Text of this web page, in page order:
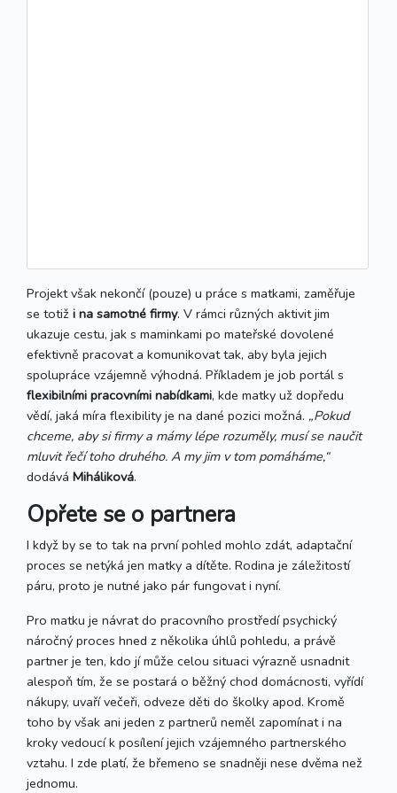
Projekt však nekončí (pouze) u práce s matkami, zaměřuje
se totiž i na samotné firmy. V rámci různých aktivit jim
ukazuje cestu, jak s maminkami po mateřské dovolené
efektivně pracovat a komunikovat tak, aby byla jejich
spolupráce vzájemně výhodná. Příkladem je job portál s
flexibilními pracovními nabídkami, kde matky už dopředu
vědí, jaká míra flexibility je na dané pozici možná. „Pokud
chceme, aby si firmy a mámy lépe rozuměly, musí se naučit
mluvit řečí toho druhého. A my jim v tom pomáháme,“
dodává Miháliková.
Opřete se o partnera
I když by se to tak na první pohled mohlo zdát, adaptační
proces se netýká jen matky a dítěte. Rodina je záležitostí
páru, proto je nutné jako pár fungovat i nyní.
Pro matku je návrat do pracovního prostředí psychický
náročný proces hned z několika úhlů pohledu, a právě
partner je ten, kdo jí může celou situaci výrazně usnadnit
alespoň tím, že se postará o běžný chod domácnosti, vyřídí
nákupy, uvaří večeři, odveze děti do školky apod. Kromě
toho by však ani jeden z partnerů neměl zapomínat i na
kroky vedoucí k posílení jejich vzájemného partnerského
vztahu. I zde platí, že břemeno se snadněji nese dvěma než
jednomu.